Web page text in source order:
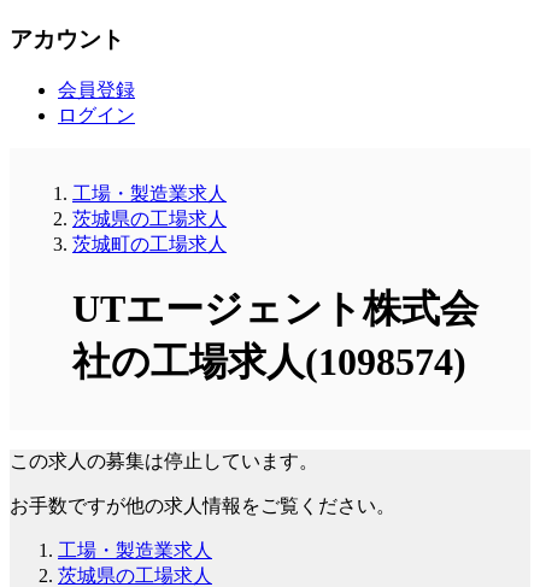
アカウント
会員登録
ログイン
工場・製造業求人
茨城県の工場求人
茨城町の工場求人
UTエージェント株式会
社の工場求人(1098574)
この求人の募集は停止しています。
お手数ですが他の求人情報をご覧ください。
工場・製造業求人
茨城県の工場求人